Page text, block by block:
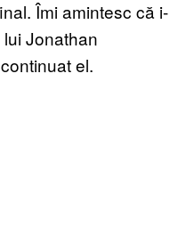
Îmi amintesc că i-
Jonathan
el.